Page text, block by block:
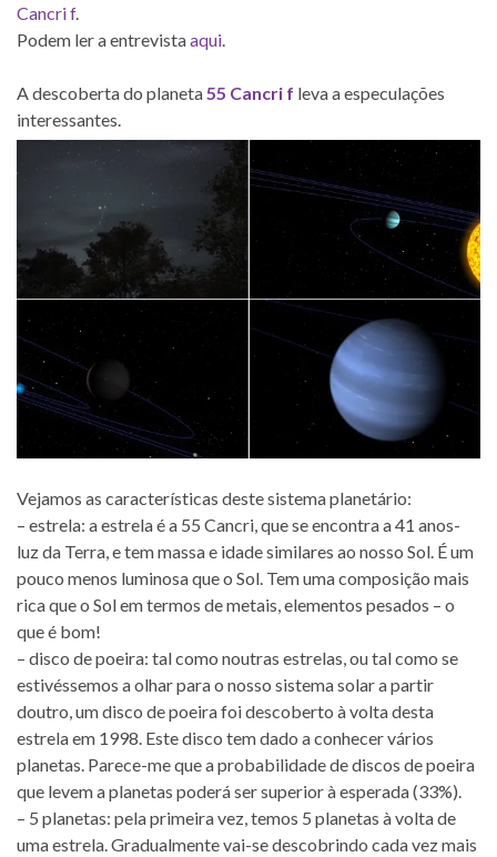
Cancri f.
Podem ler a entrevistaaqui.
A descoberta do planeta55 Cancri f leva a especulações
interessantes.
Vejamos as características deste sistema planetário:
– estrela: a estrela é a 55 Cancri, que se encontra a 41 anos-
luz da Terra, e tem massa e idade similares ao nosso Sol. É um
pouco menos luminosa que o Sol. Tem uma composição mais
rica que o Sol em termos de metais, elementos pesados – o
que é bom!
– disco de poeira: tal como noutras estrelas, ou tal como se
estivéssemos a olhar para o nosso sistema solar a partir
doutro, um disco de poeira foi descoberto à volta desta
estrela em 1998. Este disco tem dado a conhecer vários
planetas. Parece-me que a probabilidade de discos de poeira
que levem a planetas poderá ser superior à esperada (33%).
– 5 planetas: pela primeira vez, temos 5 planetas à volta de
uma estrela. Gradualmente vai-se descobrindo cada vez mais